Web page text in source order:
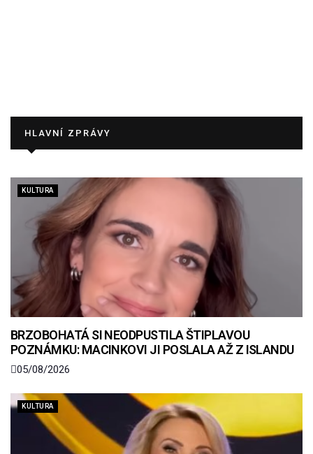
HLAVNÍ ZPRÁVY
KULTURA
BRZOBOHATÁ SI NEODPUSTILA ŠTIPLAVOU
POZNÁMKU: MACINKOVI JI POSLALA AŽ Z ISLANDU
05/08/2026
KULTURA